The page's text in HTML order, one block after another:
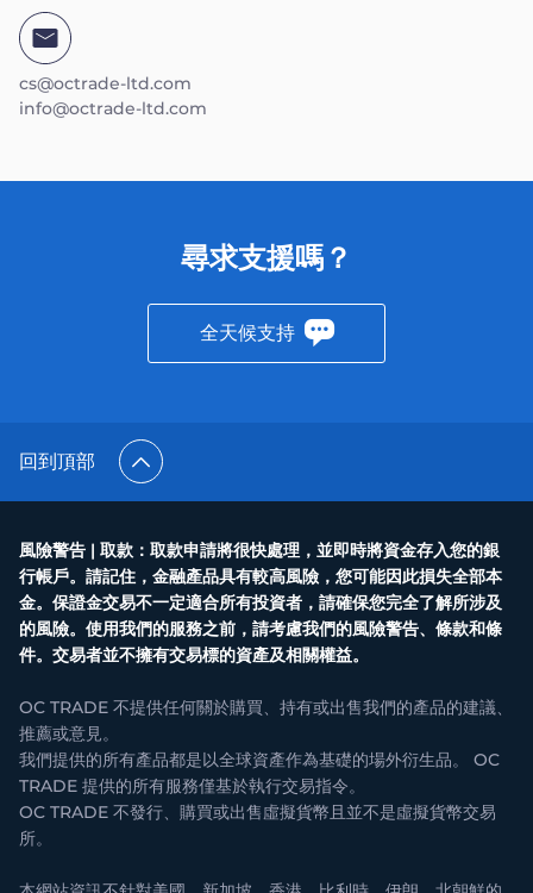
cs@octrade-ltd.com
info@octrade-ltd.com
尋求支援嗎？
全天候支持
回到頂部
風險警告 | 取款：取款申請將很快處理，並即時將資金存入您的銀
行帳戶。請記住，金融產品具有較高風險，您可能因此損失全部本
金。保證金交易不一定適合所有投資者，請確保您完全了解所涉及
的風險。使用我們的服務之前，請考慮我們的風險警告、條款和條
件。交易者並不擁有交易標的資產及相關權益。
OC TRADE 不提供任何關於購買、持有或出售我們的產品的建議、
推薦或意見。
我們提供的所有產品都是以全球資產作為基礎的場外衍生品。 OC
TRADE 提供的所有服務僅基於執行交易指令。
OC TRADE 不發行、購買或出售虛擬貨幣且並不是虛擬貨幣交易
所。